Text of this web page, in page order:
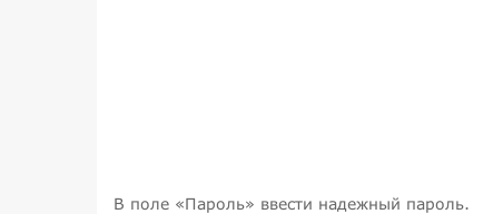
В поле «Пароль» ввести надежный пароль.